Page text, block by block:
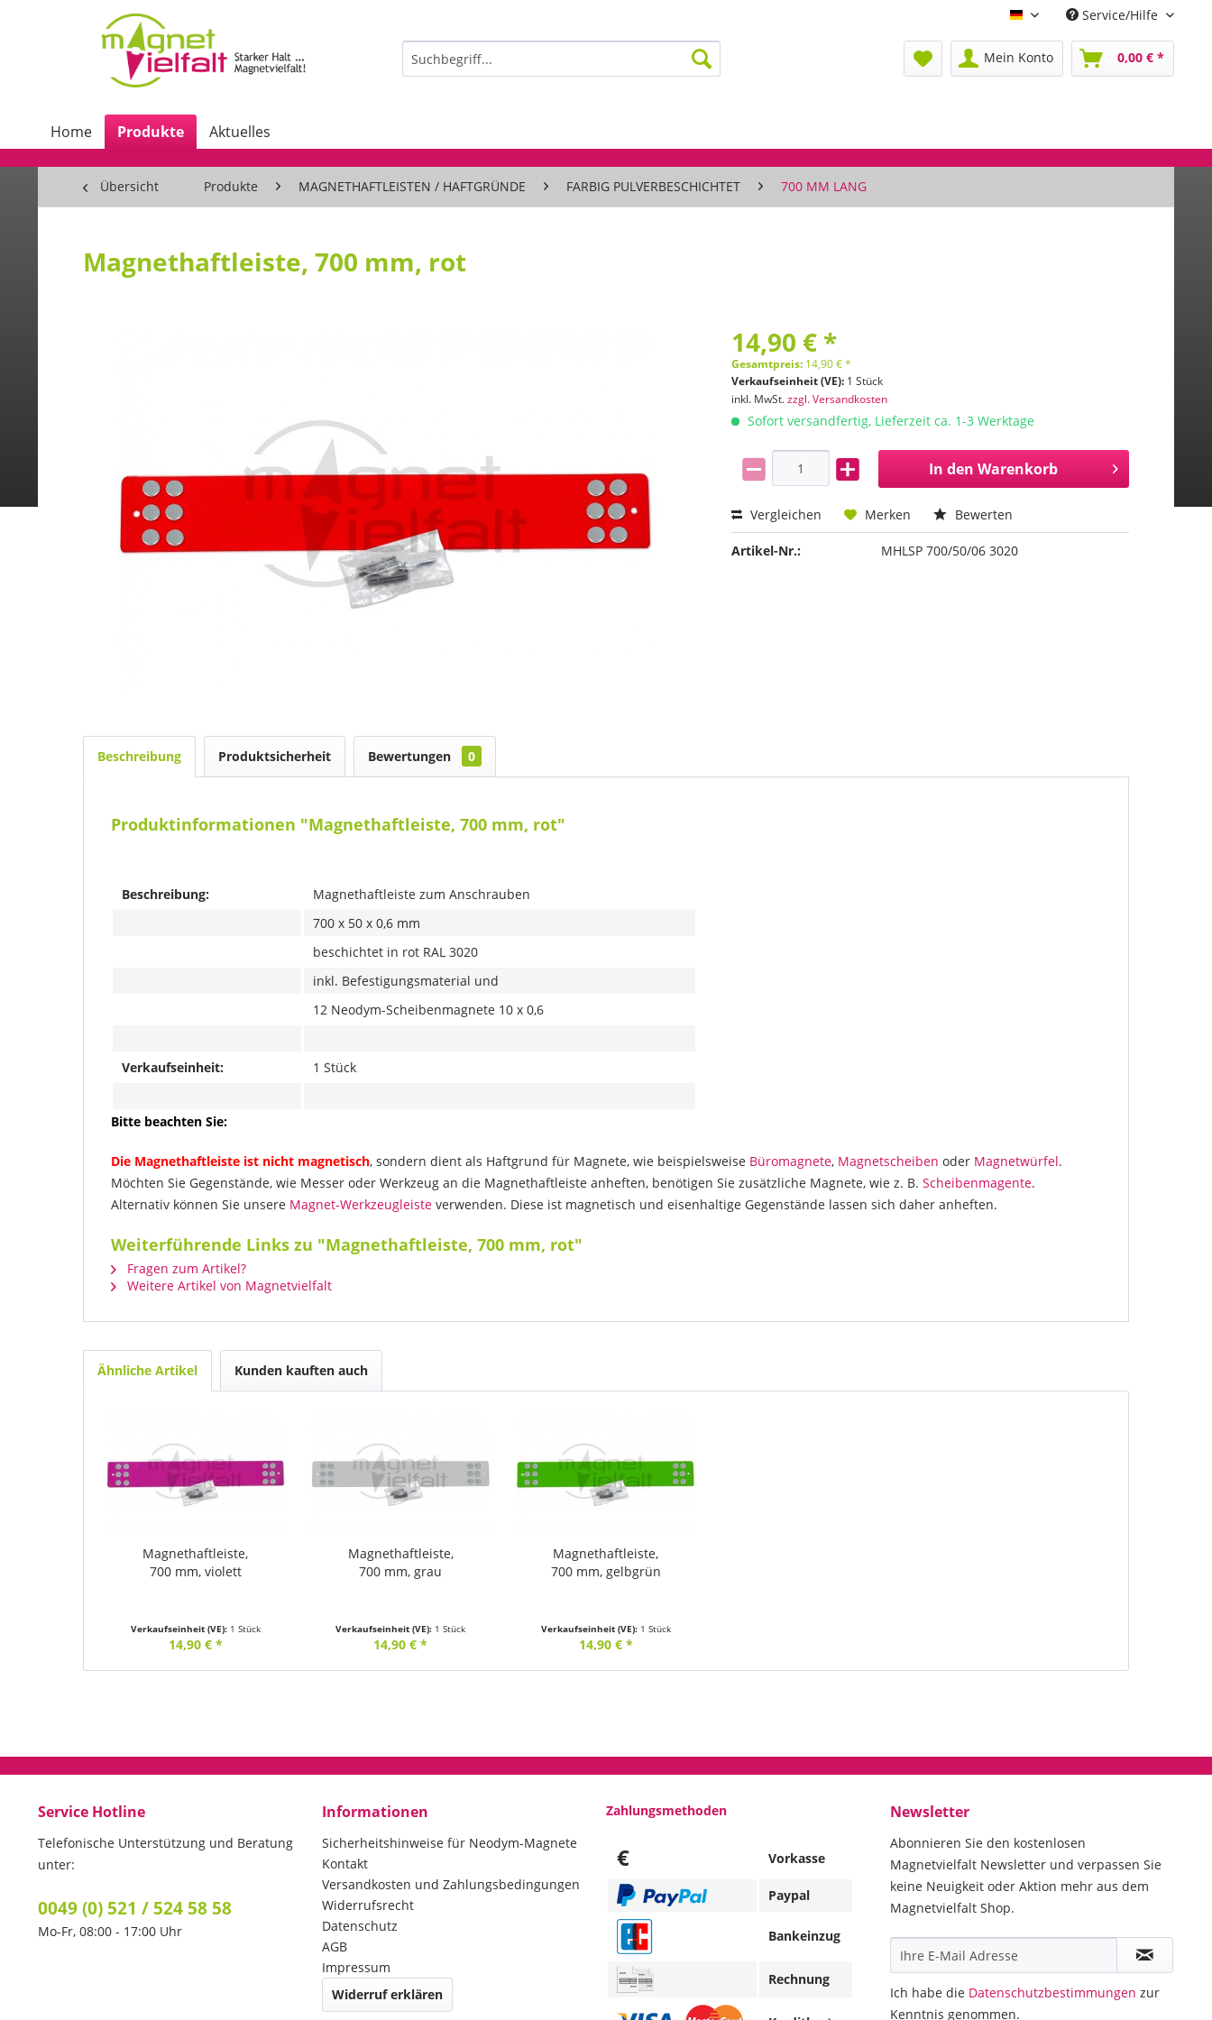
Deutsch Service/Hilfe
Mein Konto 0,00 € *
Home Produkte Aktuelles
Übersicht Produkte MAGNETHAFTLEISTEN / HAFTGRÜNDE FARBIG PULVERBESCHICHTET 700 MM LANG
Magnethaftleiste, 700 mm, rot
14,90 € *
Gesamtpreis: 14,90€*
Verkaufseinheit (VE): 1 Stück
inkl. MwSt.zzgl. Versandkosten
Sofort versandfertig, Lieferzeit ca. 1-3 Werktage
In den Warenkorb
Vergleichen Merken Bewerten
Artikel-Nr.: MHLSP 700/50/06 3020
Beschreibung Produktsicherheit Bewertungen 0
Produktinformationen "Magnethaftleiste, 700 mm, rot"
Beschreibung:
Magnethaftleiste zum Anschrauben
700 x 50 x 0,6 mm
beschichtet in rot RAL 3020
inkl. Befestigungsmaterial und
12 Neodym-Scheibenmagnete 10 x 0,6
Verkaufseinheit: 1 Stück
Bitte beachten Sie:
Die Magnethaftleiste ist nicht magnetisch, sondern dient als Haftgrund für Magnete, wie beispielsweise Büromagnete, Magnetscheiben oder Magnetwürfel.
Möchten Sie Gegenstände, wie Messer oder Werkzeug an die Magnethaftleiste anheften, benötigen Sie zusätzliche Magnete, wie z. B. Scheibenmagente.
Alternativ können Sie unsere Magnet-Werkzeugleiste verwenden. Diese ist magnetisch und eisenhaltige Gegenstände lassen sich daher anheften.
Weiterführende Links zu "Magnethaftleiste, 700 mm, rot"
Fragen zum Artikel?
Weitere Artikel von Magnetvielfalt
Ähnliche Artikel Kunden kauften auch
Magnethaftleiste,
700 mm, violett
Verkaufseinheit (VE): 1 Stück
14,90 € *
Magnethaftleiste,
700 mm, grau
Verkaufseinheit (VE): 1 Stück
14,90 € *
Magnethaftleiste,
700 mm, gelbgrün
Verkaufseinheit (VE): 1 Stück
14,90 € *
Service Hotline
Telefonische Unterstützung und Beratung
unter:
0049 (0) 521 / 524 58 58
Mo-Fr, 08:00 - 17:00 Uhr
Informationen
Sicherheitshinweise für Neodym-Magnete
Kontakt
Versandkosten und Zahlungsbedingungen
Widerrufsrecht
Datenschutz
AGB
Impressum
Widerruf erklären
Zahlungsmethoden
€ Vorkasse
Paypal
Bankeinzug
Rechnung
Newsletter
Abonnieren Sie den kostenlosen
Magnetvielfalt Newsletter und verpassen Sie
keine Neuigkeit oder Aktion mehr aus dem
Magnetvielfalt Shop.
Ich habe die Datenschutzbestimmungen zur
Kenntnis genommen.